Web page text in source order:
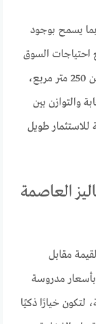
يسمح بوجود
احتياجات السوق
العقاري في الوقت الراهن. وتبدأ مساحات الفلل من 250 متر مربع،
والتوازن بين
طويل
العاصمة
مقابل
مدروسة
لتكون خيارًا ذكيًا